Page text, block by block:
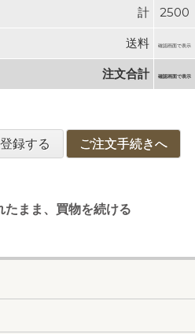
計 2500
送料 確認画面で表示
注文合計 確認画面で表示
録する ご注文手続きへ
たまま、買物を続ける